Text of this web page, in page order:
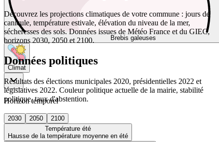
Brebis galeuses
Climat
Horizon temporel
2030 2050
2100
Température été
Hausse de la température moyenne en été
Découvrez les projections climatiques de votre commune : jours de
canicule, température estivale, élévation du niveau de la mer,
sécheresses des sols. Données issues de Météo France et du GIEC,
horizons 2030, 2050 et 2100.
Données politiques
Résultats des élections municipales 2020, présidentielles 2022 et
législatives 2022. Couleur politique actuelle de la mairie, stabilité
politique, taux d'abstention.